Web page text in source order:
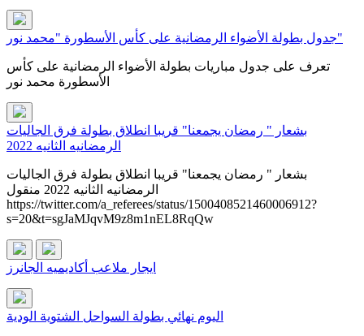
جدول بطولة الأضواء الرمضانية على كأس الأسطورة "محمد نور"
تعرف على جدول مباريات بطولة الأضواء الرمضانية على كأس
بشعار " رمضان يجمعنا" قريبا انطلاق بطولة فرق الجاليات
الرمضانيه الثانيه 2022
بشعار " رمضان يجمعنا" قريبا انطلاق بطولة فرق الجاليات
الرمضانيه الثانيه 2022 منقول
https://twitter.com/a_referees/status/1500408521460006912?
s=20&t=sgJaMJqvM9z8m1nEL8RqQw
ايجار ملاعب أكاديميه الجانرز
اليوم نهائي بطولة السواحل الشتوية الودية